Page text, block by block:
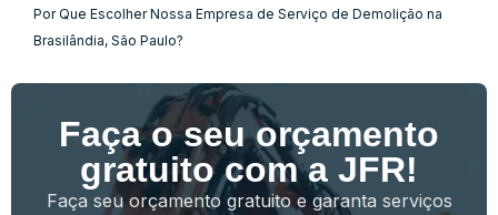
Por Que Escolher Nossa Empresa de Serviço de Demolição na
Brasilândia, São Paulo?
Faça o seu orçamento
gratuito com a JFR!
Faça seu orçamento gratuito e garanta serviços